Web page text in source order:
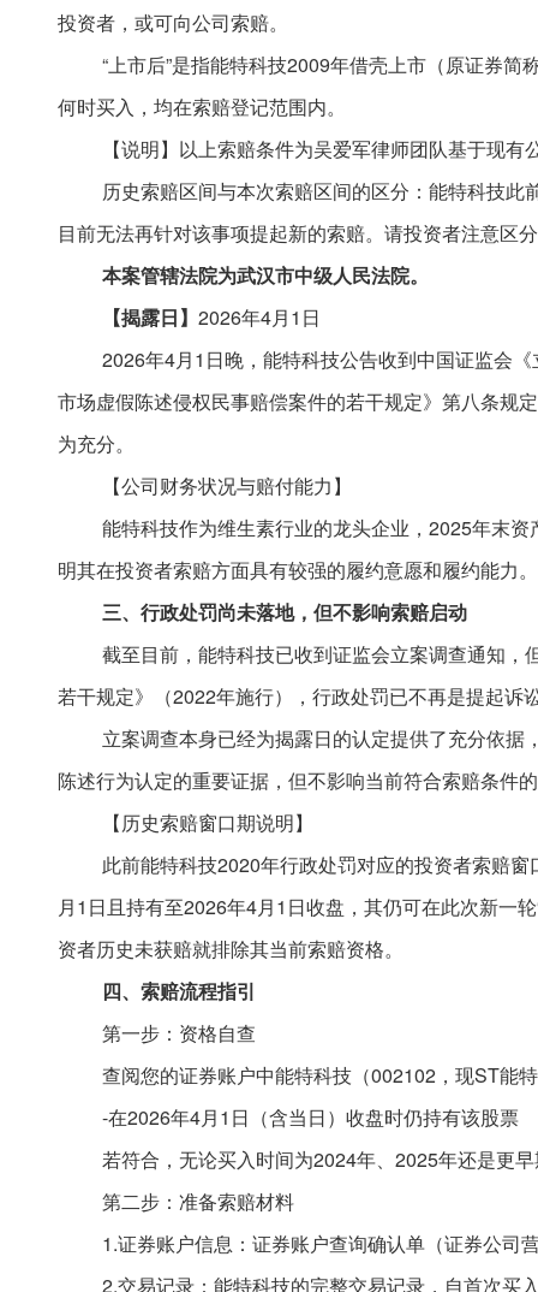
投资者，或可向公司索赔。
“上市后”是指能特科技2009年借壳上市（原证券简
何时买入，均在索赔登记范围内。
【说明】以上索赔条件为吴爱军律师团队基于现
历史索赔区间与本次索赔区间的区分：能特科技此
目前无法再针对该事项提起新的索赔。请投资者注意区
本案管辖法院为武汉市中级人民法院。
【揭露日】2026年4月1日
2026年4月1日晚，能特科技公告收到中国证监会
市场虚假陈述侵权民事赔偿案件的若干规定》第八条规
为充分。
【公司财务状况与赔付能力】
能特科技作为维生素行业的龙头企业，2025年末资
明其在投资者索赔方面具有较强的履约意愿和履约能力
三、行政处罚尚未落地，但不影响索赔启动
截至目前，能特科技已收到证监会立案调查通知
若干规定》（2022年施行），行政处罚已不再是提起诉
立案调查本身已经为揭露日的认定提供了充分依
陈述行为认定的重要证据，但不影响当前符合索赔条件
【历史索赔窗口期说明】
此前能特科技2020年行政处罚对应的投资者索赔
月1日且持有至2026年4月1日收盘，其仍可在此次新一
资者历史未获赔就排除其当前索赔资格。
四、索赔流程指引
第一步：资格自查
查阅您的证券账户中能特科技（002102，现ST能
-在2026年4月1日（含当日）收盘时仍持有该股票
若符合，无论买入时间为2024年、2025年还是更
第二步：准备索赔材料
1.证券账户信息：证券账户查询确认单（证券公司
2.交易记录：能特科技的完整交易记录，自首次买